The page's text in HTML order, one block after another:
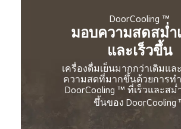
DoorCooling ™
มอบความสดสม่ำ
และเร็วขึ้น
เครื่องดื่มเย็นมากกว่าเดิมแล
ความสดที่มากขึ้นด้วยการท
DoorCooling ™ ที่เร็วและสม่
ขึ้นของ DoorCooling